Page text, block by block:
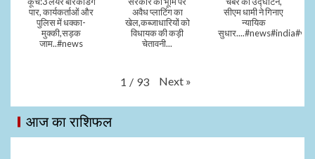
पार, कार्यकर्ताओं और
पुलिस में धक्का-
मुक्की,सड़क
जाम..#news
अवैध प्लाटिंग का
खेल,कब्जाधारियों को
विधायक की कड़ी
चेतावनी...
सीएम धामी ने गिनाए
न्यायिक
1 / 93 Next »
आज का राशिफल